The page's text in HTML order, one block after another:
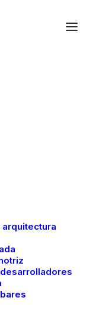
a
el
digital.
de
sector